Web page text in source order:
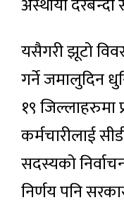
यसैगरी झूटो
गर्ने जमालुदिन
१९
कर्मचारीलाई
सदस्यको
निर्णय पनि